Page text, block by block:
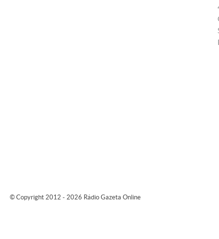
© Copyright 2012 - 2026 Rádio Gazeta Online